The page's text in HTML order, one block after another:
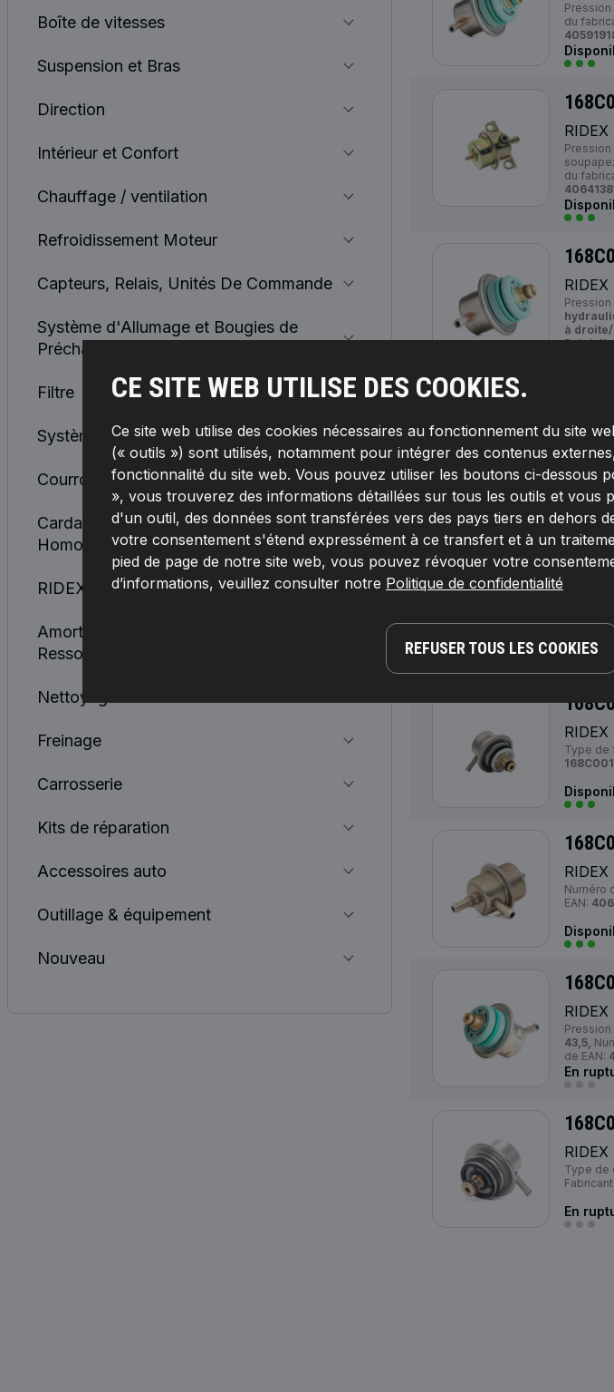
CE SITE WEB UTILISE DES COOKIES.
Ce site web utilise des cookies nécessaires au fonctionnement du site
(« outils ») sont utilisés, notamment pour intégrer des contenus
fonctionnalité du site web. Vous pouvez utiliser les boutons ci-
», vous trouverez des informations détaillées sur tous les outils et
d'un outil, des données sont transférées vers des pays tiers en dehors
votre consentement s'étend expressément à ce transfert et à un
pied de page de notre site web, vous pouvez révoquer votre
d’informations, veuillez consulter notre Politique de confidentialité
REFUSER TOUS LES COOKIES
Boîte de vitesses
Suspension et Bras
Direction
Intérieur et Confort
Chauffage / ventilation
Refroidissement Moteur
Capteurs, Relais, Unités De Commande
Système d'Allumage et Bougies de
Préchauffage
Filtre
Système d'Alimentation
Courroies, Chaînes, Galets
Cardan De Transmission et Joint
Homocinétique
RIDEX REMAN
Amortisseurs, Ressorts, Lames De
Ressorts
Nettoyage des vitres
Freinage
Carrosserie
Kits de réparation
Accessoires auto
Outillage & équipement
Nouveau
du
Pression
soupape:
du
Pression
à
Balai
Numéro
EAN:
EAN:
Type de
Numéro
EAN:
Pression
43,5,
de EAN:
En
Type de
Fabricant:
En